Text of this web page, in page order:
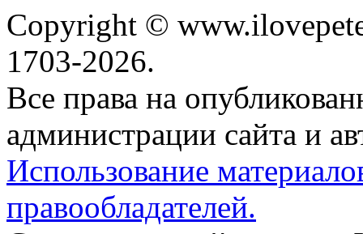
Copyright ©
1703-2026.
Все права на
администрации сайта и
Использование
правообладателей.